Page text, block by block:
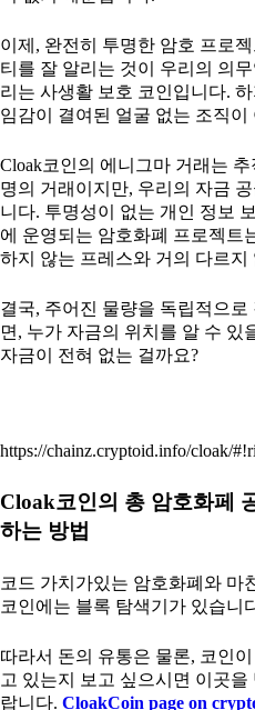
이제, 완전히 투명한 암호 프로젝
티를 잘 알리는 것이 우리의 의
리는 사생활 보호 코인입니다.
임감이 결여된 얼굴 없는 조직이
Cloak코인의 에니그마 거래는
명의 거래이지만, 우리의 자금
니다. 투명성이 없는 개인 정보
에 운영되는 암호화폐 프로젝트
하지 않는 프레스와 거의 다르지
결국, 주어진 물량을 독립적으로
면, 누가 자금의 위치를 알 수 있
자금이 전혀 없는 걸까요?
https://chainz.cryptoid.info/cloak/
Cloak코인의 총 암호화페
하는 방법
코드 가치가있는 암호화폐와 마
코인에는 블록 탐색기가 있습니
따라서 돈의 유통은 물론, 코인
고 있는지 보고 싶으시면 이곳을
랍니다. CloakCoin page on